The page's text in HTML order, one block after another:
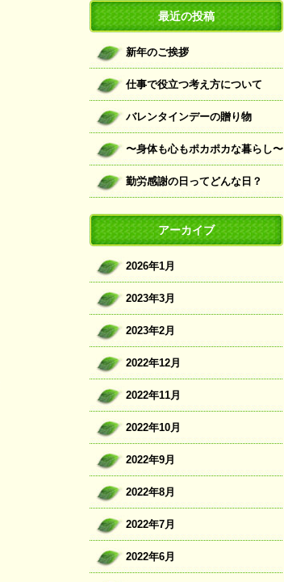
最近の投稿
新年のご挨拶
仕事で役立つ考え方について
バレンタインデーの贈り物
〜身体も心もポカポカな暮らし〜
勤労感謝の日ってどんな日？
アーカイブ
2026年1月
2023年3月
2023年2月
2022年12月
2022年11月
2022年10月
2022年9月
2022年8月
2022年7月
2022年6月